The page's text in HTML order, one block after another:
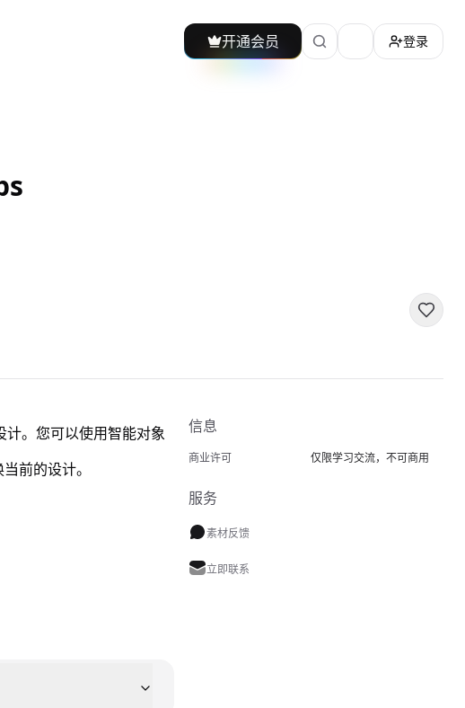
开通会员 加载主题切换
登录
。您可以使用智能对象
前的设计。
信息
商业许可 仅限学习交流，不可商用
服务
素材反馈
立即联系